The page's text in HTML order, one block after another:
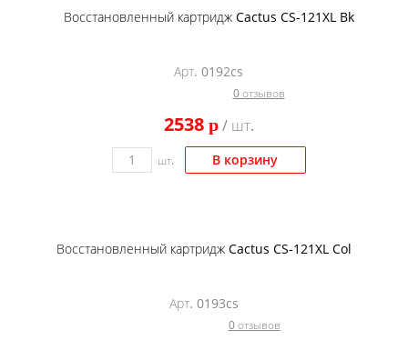
Восстановленный картридж Cactus CS-121XL Bk
Арт. 0192cs
0 отзывов
2538 p/ шт.
шт. В корзину
Восстановленный картридж Cactus CS-121XL Col
Арт. 0193cs
0 отзывов